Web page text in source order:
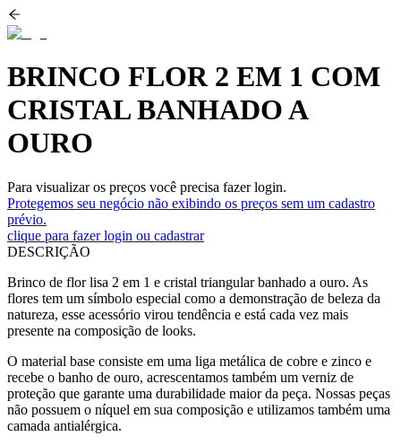
BRINCO FLOR 2 EM 1 COM
CRISTAL BANHADO A
OURO
Para visualizar os preços você precisa fazer login.
Protegemos seu negócio não exibindo os preços sem um cadastro
prévio.
clique para fazer login ou cadastrar
DESCRIÇÃO
Brinco de flor lisa 2 em 1 e cristal triangular banhado a ouro. As
flores tem um símbolo especial como a demonstração de beleza da
natureza, esse acessório virou tendência e está cada vez mais
presente na composição de looks.
O material base consiste em uma liga metálica de cobre e zinco e
recebe o banho de ouro, acrescentamos também um verniz de
proteção que garante uma durabilidade maior da peça. Nossas peças
não possuem o níquel em sua composição e utilizamos também uma
camada antialérgica.